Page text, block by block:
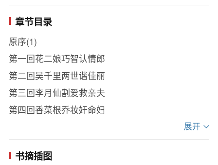
章节目录
原序(1)
第一回花二娘巧智认情郎
第二回吴千里两世谐佳丽
第三回李月仙割爱救亲夫
第四回香菜根乔妆奸命妇
第六回伴花楼一时痴笑耍
第七回陈之美巧计骗多娇
展开
书摘插图